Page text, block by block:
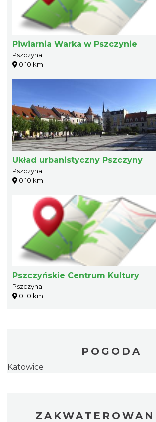
Piwiarnia Warka w Pszczynie
Pszczyna
0.10 km
Układ urbanistyczny Pszczyny
Pszczyna
0.10 km
Pszczyńskie Centrum Kultury
Pszczyna
0.10 km
POGODA
Katowice